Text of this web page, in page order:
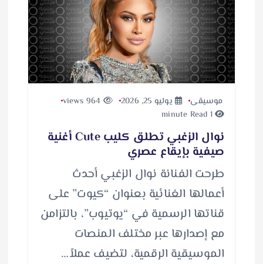
ي
ل
…
موسيقى يوليو 25, 2026
1 minute Read
نوال الزغبي تطلق كليب Cute أغنية
صيفية بإيقاع عصري
طرحت الفنانة نوال الزغبي أحدث
أعمالها الغنائية بعنوان “كيوت” على
قناتها الرسمية في “يوتيوب”، بالتزامن
مع إصدارها عبر مختلف المنصات
الموسيقية الرقمية، لتضيف عملاً…